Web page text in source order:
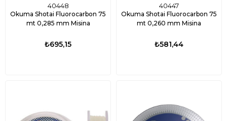
40448
Okuma Shotai Fluorocarbon 75
mt 0,285 mm Misina
₺695,15
40447
Okuma Shotai Fluorocarbon 75
mt 0,260 mm Misina
₺581,44